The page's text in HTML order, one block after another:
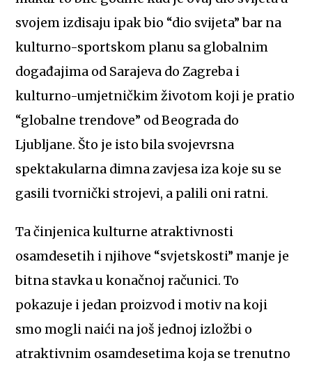
svojem izdisaju ipak bio “dio svijeta” bar na
kulturno-sportskom planu sa globalnim
događajima od Sarajeva do Zagreba i
kulturno-umjetničkim životom koji je pratio
“globalne trendove” od Beograda do
Ljubljane. Što je isto bila svojevrsna
spektakularna dimna zavjesa iza koje su se
gasili tvornički strojevi, a palili oni ratni.
Ta činjenica kulturne atraktivnosti
osamdesetih i njihove “svjetskosti” manje je
bitna stavka u konačnoj računici. To
pokazuje i jedan proizvod i motiv na koji
smo mogli naići na još jednoj izložbi o
atraktivnim osamdesetima koja se trenutno